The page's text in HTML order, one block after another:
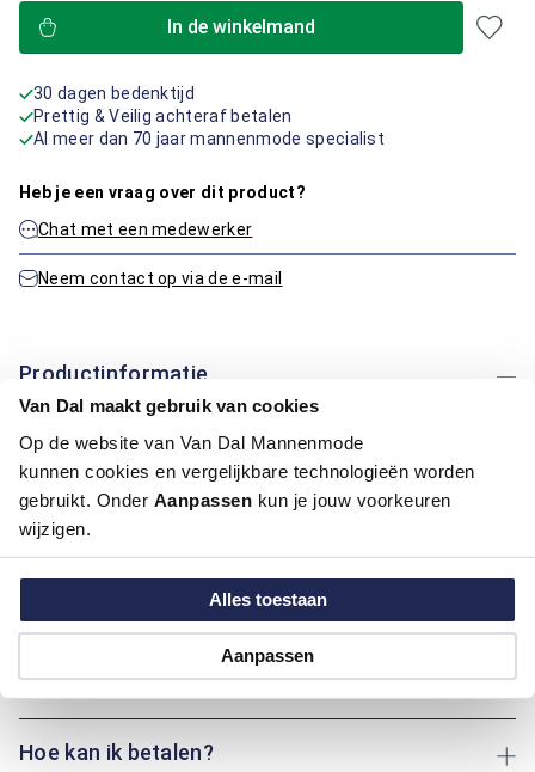
Van Dal maakt gebruik van cookies
Op de website van Van Dal Mannenmode
kunnen cookies en vergelijkbare technologieën worden
gebruikt. Onder Aanpassen kun je jouw voorkeuren
wijzigen.
Alles toestaan
Aanpassen
In de winkelmand
30 dagen bedenktijd
Prettig & Veilig achteraf betalen
Al meer dan 70 jaar mannenmode specialist
Heb je een vraag over dit product?
Chat met een medewerker
Neem contact op via de e-mail
Productinformatie
Artikelnummer
1016313-21-M
Kleur:
Blauw/Navy, Midden Blauw
Pasvorm:
Regular Fit
Motief:
Over Bartlett
Hoe kan ik betalen?